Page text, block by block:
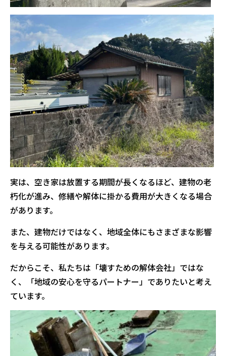
実は、空き家は放置する期間が長くなるほど、建物の老
朽化が進み、修繕や解体に掛かる費用が大きくなる場合
があります。
また、建物だけではなく、地域全体にもさまざまな影響
を与える可能性があります。
だからこそ、私たちは「壊すための解体会社」ではな
く、「地域の安心を守るパートナー」でありたいと考え
ています。